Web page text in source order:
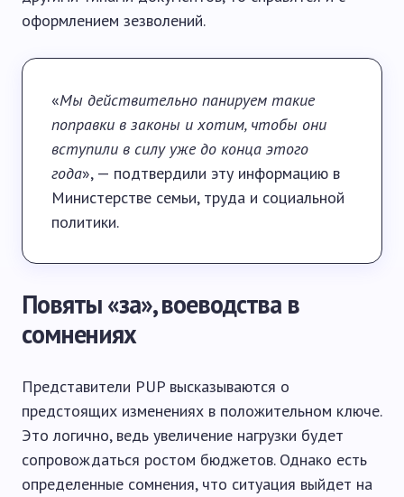
оформлением зезволений.
«Мы действительно панируем такие
поправки в законы и хотим, чтобы они
вступили в силу уже до конца этого
года», — подтвердили эту информацию в
Министерстве семьи, труда и социальной
политики.
Повяты «за», воеводства в
сомнениях
Представители PUP высказываются о
предстоящих изменениях в положительном ключе.
Это логично, ведь увеличение нагрузки будет
сопровождаться ростом бюджетов. Однако есть
определенные сомнения, что ситуация выйдет на